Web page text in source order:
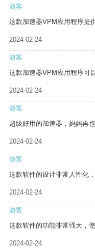
游客
这款加速器VPM应用程序提
2024-02-24
游客
这款加速器VPM应用程序可
2024-02-24
游客
超级好用的加速器，妈妈再
2024-02-24
游客
这款软件的设计非常人性化
2024-02-24
游客
这款软件的功能非常强大，
2024-02-24